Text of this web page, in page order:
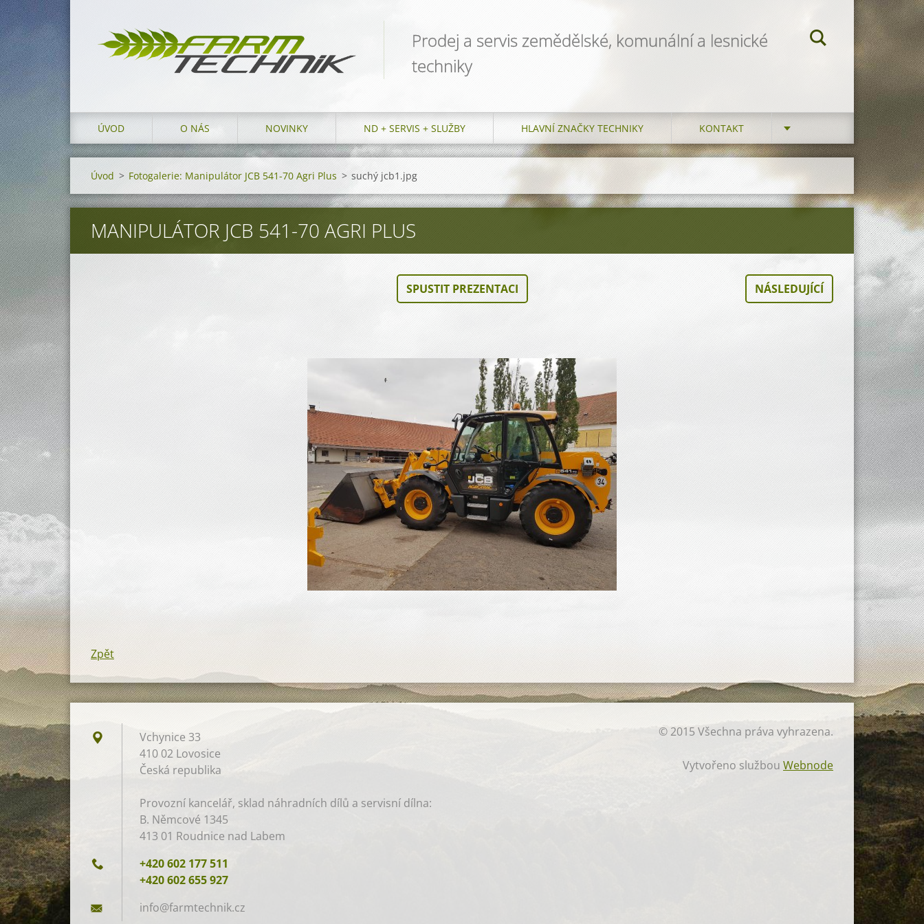
Prodej a servis zemědělské, komunální a lesnické
techniky
ÚVOD O NÁS NOVINKY ND + SERVIS + SLUŽBY HLAVNÍ ZNAČKY TECHNIKY KONTAKT
Úvod > Fotogalerie: Manipulátor JCB 541-70 Agri Plus > suchý jcb1.jpg
MANIPULÁTOR JCB 541-70 AGRI PLUS
SPUSTIT PREZENTACI NÁSLEDUJÍCÍ
Zpět
Vchynice 33
410 02 Lovosice
Česká republika
Provozní kancelář, sklad náhradních dílů a servisní dílna:
B. Němcové 1345
413 01 Roudnice nad Labem
+420 602 177 511
+420 602 655 927
info@farmtechnik.cz
© 2015 Všechna práva vyhrazena.
Vytvořeno službou Webnode